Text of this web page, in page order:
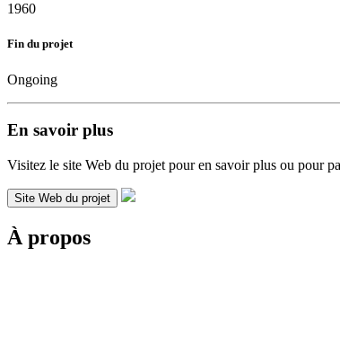
1960
Fin du projet
Ongoing
En savoir plus
Visitez le site Web du projet pour en savoir plus ou pour
Site Web du projet
À propos